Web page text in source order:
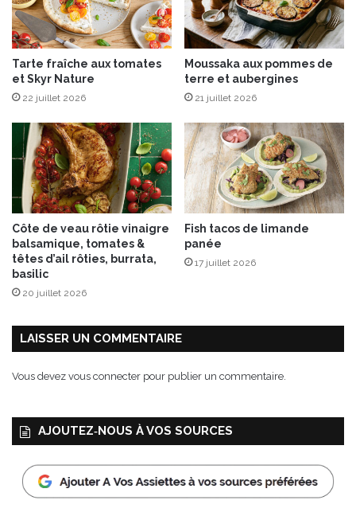
Tarte fraîche aux tomates
et Skyr Nature
22 juillet 2026
Moussaka aux pommes de
terre et aubergines
21 juillet 2026
Côte de veau rôtie vinaigre
balsamique, tomates &
têtes d’ail rôties, burrata,
basilic
20 juillet 2026
Fish tacos de limande
panée
17 juillet 2026
LAISSER UN COMMENTAIRE
Vous devez vous connecter pour publier un commentaire.
AJOUTEZ‑NOUS À VOS SOURCES